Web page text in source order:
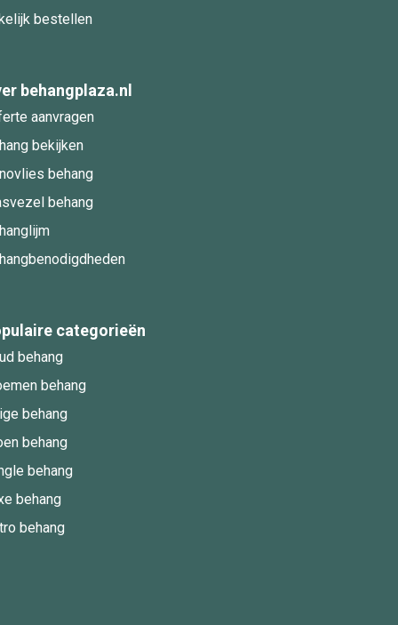
bestellen
behangplaza.nl
aanvragen
bekijken
behang
behang
categorieën
behang
behang
behang
behang
behang
behang
behang